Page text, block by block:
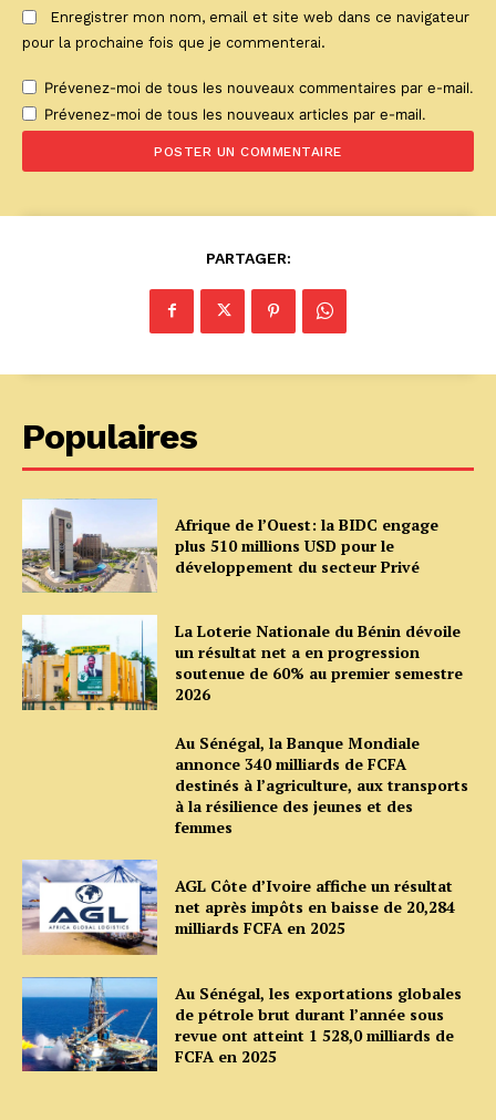
Enregistrer mon nom, email et site web dans ce navigateur
pour la prochaine fois que je commenterai.
Prévenez-moi de tous les nouveaux commentaires par e-mail.
Prévenez-moi de tous les nouveaux articles par e-mail.
PARTAGER:
Populaires
Afrique de l’Ouest: la BIDC engage
plus 510 millions USD pour le
développement du secteur Privé
La Loterie Nationale du Bénin dévoile
un résultat net a en progression
soutenue de 60% au premier semestre
2026
Au Sénégal, la Banque Mondiale
annonce 340 milliards de FCFA
destinés à l’agriculture, aux transports
à la résilience des jeunes et des
femmes
AGL Côte d’Ivoire affiche un résultat
net après impôts en baisse de 20,284
milliards FCFA en 2025
Au Sénégal, les exportations globales
de pétrole brut durant l’année sous
revue ont atteint 1 528,0 milliards de
FCFA en 2025